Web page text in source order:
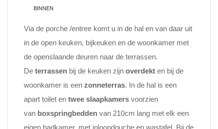
BINNEN
Via de porche /entree komt u in de hal en van daar uit
in de open keuken, bijkeuken en de woonkamer met
de openslaande deuren naar de terrassen.
De terrassen bij de keuken zijn overdekt en bij de
woonkamer is een zonneterras. In de hal is een
apart toilet en twee slaapkamers voorzien
van boxspringbedden van 210cm lang met elk een
eigen badkamer, met inloopdouche en wastafel. Bij de